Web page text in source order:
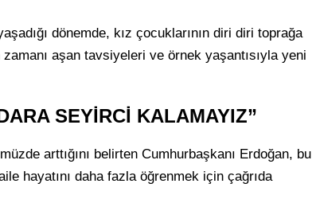
dönemde, kız çocuklarının diri diri toprağa
aşan tavsiyeleri ve örnek yaşantısıyla yeni
SEYİRCİ KALAMAYIZ”
arttığını belirten Cumhurbaşkanı Erdoğan, bu
hayatını daha fazla öğrenmek için çağrıda